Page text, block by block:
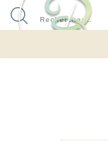
content
Rechercher :